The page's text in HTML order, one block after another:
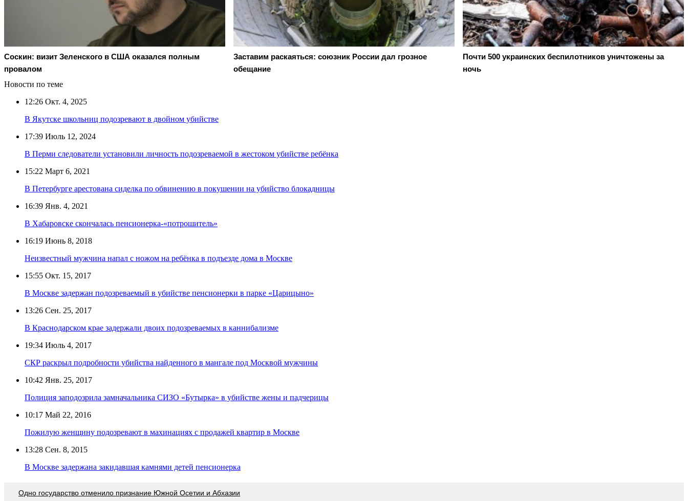
Соскин: визит Зеленского в США оказался полным
провалом
Заставим раскаяться: союзник России дал грозное
обещание
Почти 500 украинских беспилотников уничтожены за
ночь
Новости по теме
12:26 Окт. 4, 2025
В Якутске школьниц подозревают в двойном убийстве
17:39 Июль 12, 2024
В Перми следователи установили личность подозреваемой в жестоком убийстве ребёнка
15:22 Март 6, 2021
В Петербурге арестована сиделка по обвинению в покушении на убийство блокадницы
16:39 Янв. 4, 2021
В Хабаровске скончалась пенсионерка-«потрошитель»
16:19 Июнь 8, 2018
Неизвестный мужчина напал с ножом на ребёнка в подъезде дома в Москве
15:55 Окт. 15, 2017
В Москве задержан подозреваемый в убийстве пенсионерки в парке «Царицыно»
13:26 Сен. 25, 2017
В Краснодарском крае задержали двоих подозреваемых в каннибализме
19:34 Июль 4, 2017
СКР раскрыл подробности убийства найденного в мангале под Москвой мужчины
10:42 Янв. 25, 2017
Полиция заподозрила замначальника СИЗО «Бутырка» в убийстве жены и падчерицы
10:17 Май 22, 2016
Пожилую женщину подозревают в махинациях с продажей квартир в Москве
13:28 Сен. 8, 2015
В Москве задержана закидавшая камнями детей пенсионерка
Одно государство отменило признание Южной Осетии и Абхазии